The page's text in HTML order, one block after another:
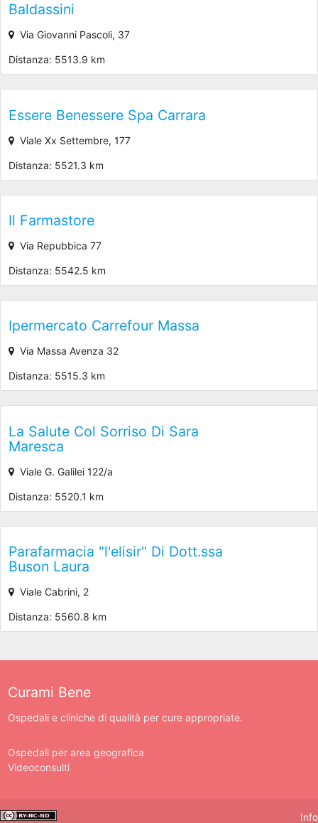
Baldassini
Via Giovanni Pascoli, 37
Distanza: 5513.9 km
Essere Benessere Spa Carrara
Viale Xx Settembre, 177
Distanza: 5521.3 km
Il Farmastore
Via Repubbica 77
Distanza: 5542.5 km
Ipermercato Carrefour Massa
Via Massa Avenza 32
Distanza: 5515.3 km
La Salute Col Sorriso Di Sara
Maresca
Viale G. Galilei 122/a
Distanza: 5520.1 km
Parafarmacia "l'elisir" Di Dott.ssa
Buson Laura
Viale Cabrini, 2
Distanza: 5560.8 km
Curami Bene
Ospedali e cliniche di qualità per cure appropriate.
Ospedali per area geografica
Videoconsulti
Info